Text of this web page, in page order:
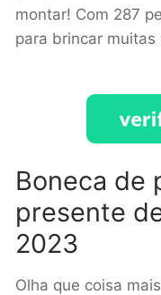
montar! Com 287
para brincar muitas
Boneca de
presente
2023
Olha que coisa